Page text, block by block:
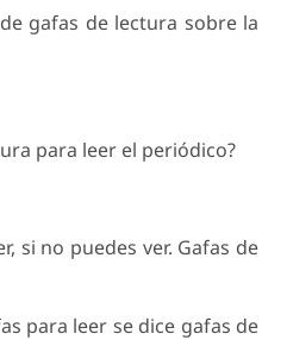
gafas de lectura sobre la
para leer el periódico?
si no puedes ver. Gafas de
para leer se dice gafas de